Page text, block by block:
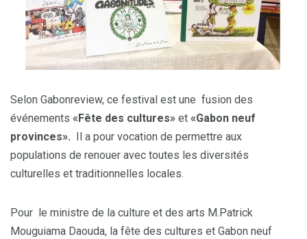
Selon Gabonreview, ce festival est une fusion des
événements «Fête des cultures» et «Gabon neuf
provinces». Il a pour vocation de permettre aux
populations de renouer avec toutes les diversités
culturelles et traditionnelles locales.
Pour le ministre de la culture et des arts M.Patrick
Mouguiama Daouda, la fête des cultures et Gabon neuf